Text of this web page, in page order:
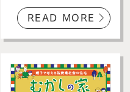
READ MORE